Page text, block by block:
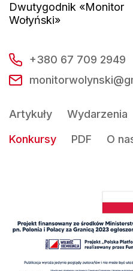
Dwutygodnik «Monitor
Wołyński»
+380 67 709 2949
Artykuły Wydarzenia
Konkursy
PDF O